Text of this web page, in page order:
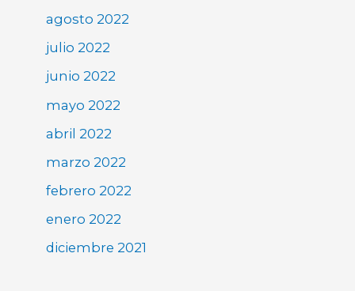
agosto 2022
julio 2022
junio 2022
mayo 2022
abril 2022
marzo 2022
febrero 2022
enero 2022
diciembre 2021